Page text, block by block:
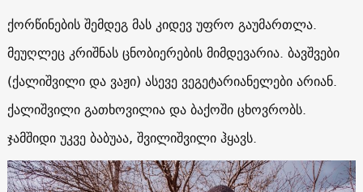
ქორწინების შემდეგ მას კიდევ უფრო გაუმართლა.
მეუღლეც კრიშნას ცნობიერების მიმდევარია. ბავშვები
(ქალიშვილი და ვაჟი) ასევე ვეგეტარიანელები არიან.
ქალიშვილი გათხოვილია და ბაქოში ცხოვრობს.
ჯამშიდი უკვე ბაბუაა, შვილიშვილი ჰყავს.